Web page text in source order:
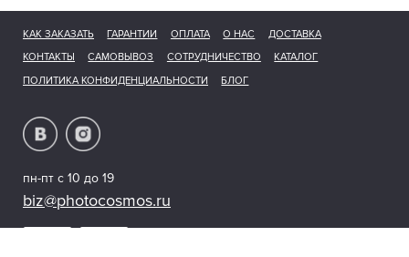
КАК ЗАКАЗАТЬ ГАРАНТИИ ОПЛАТА О НАС
ДОСТАВКА
КОНТАКТЫ
САМОВЫВОЗ СОТРУДНИЧЕСТВО
КАТАЛОГ
ПОЛИТИКА КОНФИДЕНЦИАЛЬНОСТИ
БЛОГ
пн-пт с 10 до 19
biz@photocosmos.ru